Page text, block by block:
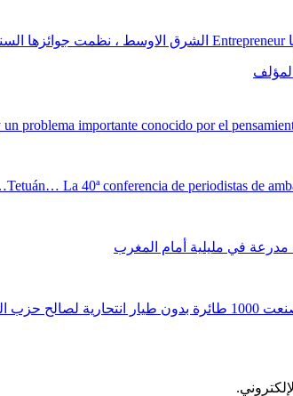
un problema importante conocido por el
Tetuán… La 40ª conferencia de periodistas de
مدرعة في مليلية أمام المغرب
وهجماته…